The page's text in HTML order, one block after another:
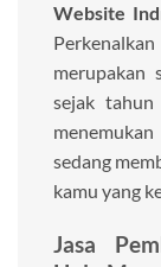
Website
merupakan
sejak
sedang
kamu yang
Jasa